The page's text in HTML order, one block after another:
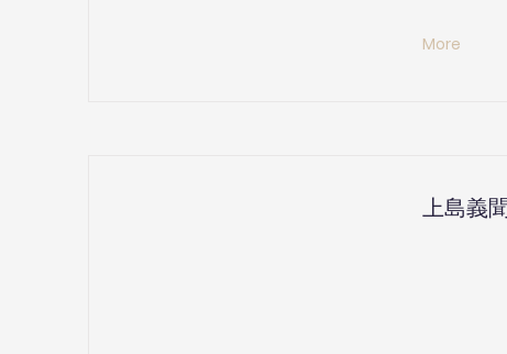
More
上島義聞